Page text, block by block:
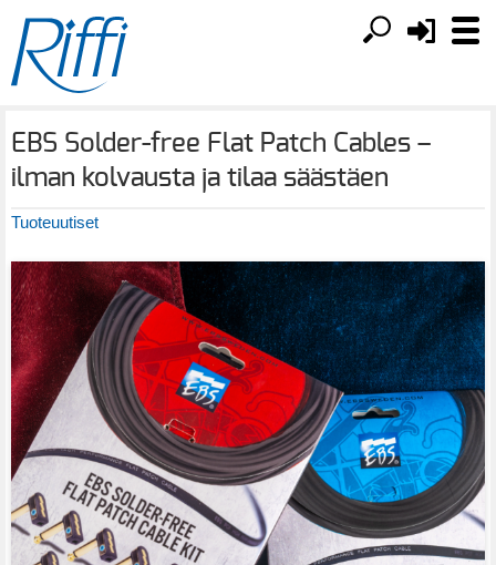
EBS Solder-free Flat Patch Cables –
ilman kolvausta ja tilaa säästäen
Tuoteuutiset